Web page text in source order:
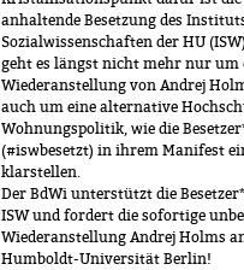
anhaltende Besetzung des
Sozialwissenschaften der HU
geht es längst nicht mehr nur um
Wiederanstellung von Andrej
auch um eine alternative
Wohnungspolitik, wie die
(#iswbesetzt) in ihrem Manifest
klarstellen.
Der BdWi unterstützt die
ISW und fordert die sofortige
Wiederanstellung Andrej Holms
Humboldt-Universität Berlin!